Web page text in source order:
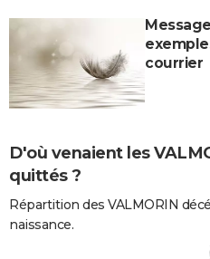
courrier
D'où venaient les
quittés ?
Répartition des VALMORIN
naissance.